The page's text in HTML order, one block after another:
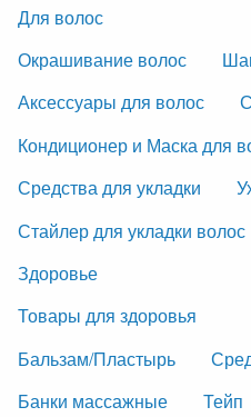
Для волос
Окрашивание волос
Аксессуары для волос
Кондиционер и Маска для
Средства для укладки
Стайлер для укладки волос
Здоровье
Товары для здоровья
Бальзам/Пластырь
Банки массажные
Тейп